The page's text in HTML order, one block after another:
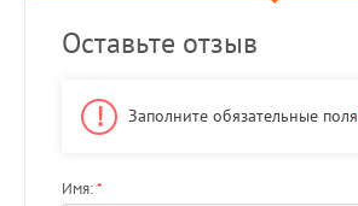
Оставьте отзыв
Заполните обязательные поля
Имя:*